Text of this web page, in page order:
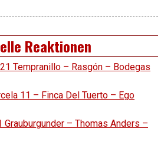
Reaktionen
Tempranillo – Rasgón – Bodegas
11 – Finca Del Tuerto – Ego
Grauburgunder – Thomas Anders –